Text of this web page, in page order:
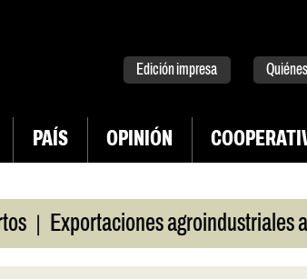
Edición impresa
PAÍS OPINIÓN
Exportaciones agroindustriales a la UE